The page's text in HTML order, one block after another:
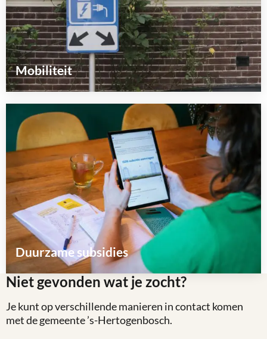
Mobiliteit
over
Duurzame subsidies
Lees
over
Niet gevonden wat je zocht?
Je kunt op verschillende manieren in contact komen
met de gemeente ’s-Hertogenbosch.